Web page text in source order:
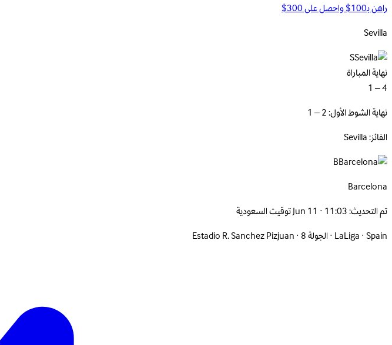
راهن بـ100$ واحصل على 300$
Sevilla
S
نهاية المباراة
4 – 1
نهاية الشوط الأول: 2 – 1
الفائز: Sevilla
B
Barcelona
تم التحديث:Jun 11 · 11:03 توقيت السعودية
LaLiga·Spain
·الجولة 8 ·
Estadio R. Sanchez Pizjuan